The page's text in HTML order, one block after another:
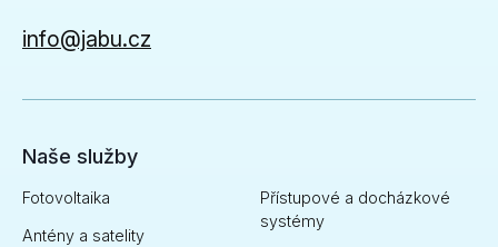
info@jabu.cz
Naše služby
Fotovoltaika
Antény a satelity
Přístupové a docházkové
systémy